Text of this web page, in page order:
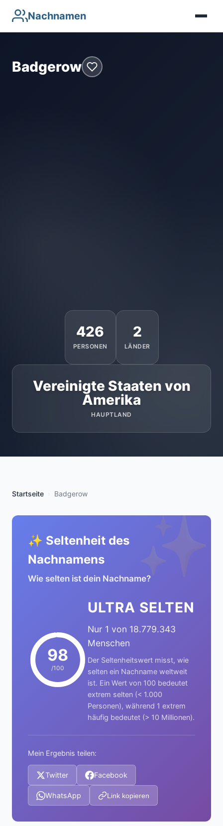
Nachnamen
Badgerow
426
PERSONEN
2
LÄNDER
Vereinigte Staaten von
Amerika
HAUPTLAND
Startseite Badgerow
✨
✨ Seltenheit des
Nachnamens
Wie selten ist dein Nachname?
98
/100
ULTRA SELTEN
Nur 1 von 18.779.343
Menschen
Der Seltenheitswert misst, wie
selten ein Nachname weltweit
ist. Ein Wert von 100 bedeutet
extrem selten (< 1.000
Personen), während 1 extrem
häufig bedeutet (> 10 Millionen).
Mein Ergebnis teilen:
Twitter Facebook
WhatsApp Link kopieren